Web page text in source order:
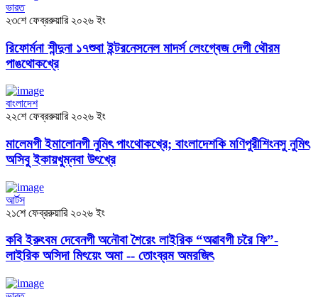
ভারত
২৩শে ফেব্ররুয়ারি ২০২৬ ইং
রিফোর্মনা শীন্দুনা ১৭শুবা ইন্টরনেসনেল মাদর্স লেংগ্বেজ দেগী থৌরম
পাঙথোকখ্রে
বাংলাদেশ
২২শে ফেব্ররুয়ারি ২০২৬ ইং
মালেমগী ইমালোনগী নুমিৎ পাংথোকখ্রে; বাংলাদেশকি মণিপুরীশিংনসু নুমিৎ
অসিবু ইকায়খুম্নবা উৎখ্রে
আর্টস
২১শে ফেব্ররুয়ারি ২০২৬ ইং
কবি ইরুংবম দেবেনগী অনৌবা শৈরেং লাইরিক “অৱাবগী চরৈ ফি”-
লাইরিক অসিদা মিৎয়েং অমা -- তোংব্রম অমরজিৎ